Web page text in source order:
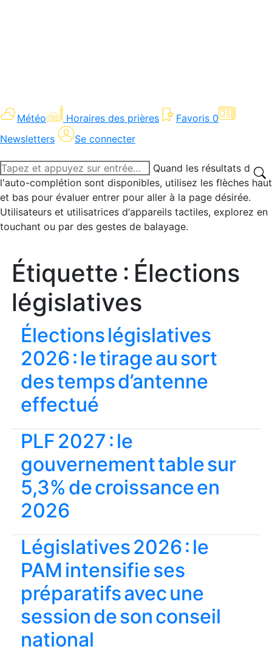
Météo Horaires des prières Favoris 0
Newsletters
Se connecter
Recherche
:
Quand les résultats de
l'auto-complétion sont disponibles, utilisez les flèches haut
et bas pour évaluer entrer pour aller à la page désirée.
Utilisateurs et utilisatrices d‘appareils tactiles, explorez en
touchant ou par des gestes de balayage.
Étiquette : Élections
législatives
Élections législatives
2026 : le tirage au sort
des temps d’antenne
effectué
PLF 2027 : le
gouvernement table sur
5,3% de croissance en
2026
Législatives 2026 : le
PAM intensifie ses
préparatifs avec une
session de son conseil
national